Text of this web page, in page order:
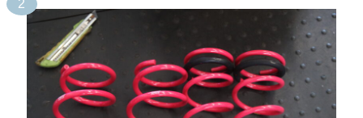
2